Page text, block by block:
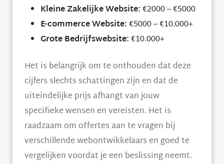
Kleine Zakelijke Website:€2000 – €5000
E-commerce Website:€5000 – €10.000+
Grote Bedrijfswebsite:€10.000+
Het is belangrijk om te onthouden dat deze
cijfers slechts schattingen zijn en dat de
uiteindelijke prijs afhangt van jouw
specifieke wensen en vereisten. Het is
raadzaam om offertes aan te vragen bij
verschillende webontwikkelaars en goed te
vergelijken voordat je een beslissing neemt.